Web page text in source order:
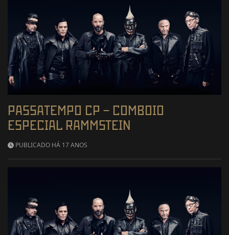
PASSATEMPO CP – COMBOIO
ESPECIAL RAMMSTEIN
PUBLICADO HÁ 17 ANOS